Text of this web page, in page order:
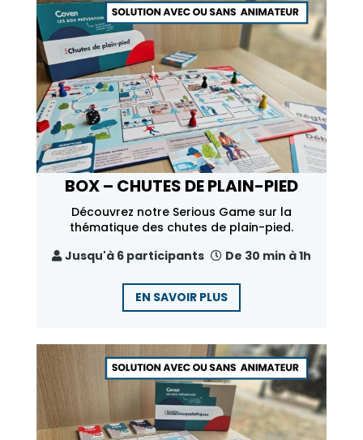
BOX – CHUTES DE PLAIN-PIED
Découvrez notre Serious Game sur la
thématique des chutes de plain-pied.
Jusqu'à 6 participants
De 30 min à 1h
EN SAVOIR PLUS